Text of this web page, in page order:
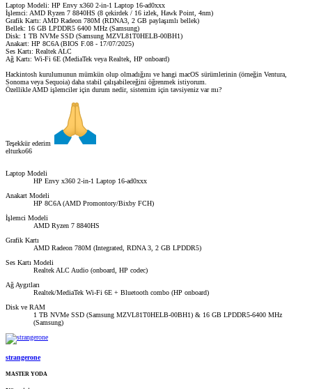
Laptop Modeli: HP Envy x360 2-in-1 Laptop 16-ad0xxx
İşlemci: AMD Ryzen 7 8840HS (8 çekirdek / 16 izlek, Hawk Point, 4nm)
Grafik Kartı: AMD Radeon 780M (RDNA3, 2 GB paylaşımlı bellek)
Bellek: 16 GB LPDDR5 6400 MHz (Samsung)
Disk: 1 TB NVMe SSD (Samsung MZVL81T0HELB-00BH1)
Anakart: HP 8C6A (BIOS F.08 - 17/07/2025)
Ses Kartı: Realtek ALC
Ağ Kartı: Wi-Fi 6E (MediaTek veya Realtek, HP onboard)
Hackintosh kurulumunun mümkün olup olmadığını ve hangi macOS sürümlerinin (örneğin Ventura,
Sonoma veya Sequoia) daha stabil çalışabileceğini öğrenmek istiyorum.
Özellikle AMD işlemciler için durum nedir, sistemim için tavsiyeniz var mı?
Teşekkür ederim
elturko66
Laptop Modeli
HP Envy x360 2-in-1 Laptop 16-ad0xxx
Anakart Modeli
HP 8C6A (AMD Promontory/Bixby FCH)
İşlemci Modeli
AMD Ryzen 7 8840HS
Grafik Kartı
AMD Radeon 780M (Integrated, RDNA 3, 2 GB LPDDR5)
Ses Kartı Modeli
Realtek ALC Audio (onboard, HP codec)
Ağ Aygıtları
Realtek/MediaTek Wi-Fi 6E + Bluetooth combo (HP onboard)
Disk ve RAM
1 TB NVMe SSD (Samsung MZVL81T0HELB-00BH1) & 16 GB LPDDR5-6400 MHz
(Samsung)
strangerone
MASTER YODA